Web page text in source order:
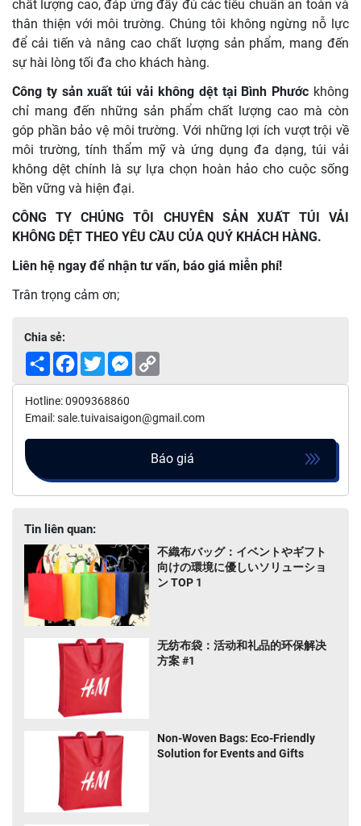
chất lượng cao, đáp ứng đầy đủ các tiêu chuẩn an toàn và
thân thiện với môi trường. Chúng tôi không ngừng nỗ lực
để cải tiến và nâng cao chất lượng sản phẩm, mang đến
sự hài lòng tối đa cho khách hàng.
Công ty sản xuất túi vải không dệt tại Bình Phước không
chỉ mang đến những sản phẩm chất lượng cao mà còn
góp phần bảo vệ môi trường. Với những lợi ích vượt trội về
môi trường, tính thẩm mỹ và ứng dụng đa dạng, túi vải
không dệt chính là sự lựa chọn hoàn hảo cho cuộc sống
bền vững và hiện đại.
CÔNG TY CHÚNG TÔI CHUYÊN SẢN XUẤT TÚI VẢI
KHÔNG DỆT THEO YÊU CẦU CỦA QUÝ KHÁCH HÀNG.
Liên hệ ngay để nhận tư vấn, báo giá miễn phí!
Trân trọng cảm ơn;
Chia sẻ:
Share Facebook
TwitterMessenger
Hotline: 0909368860
Email: sale.tuivaisaigon@gmail.com
Báo giá
Tin liên quan:
不織布バッグ：イベントやギフト
向けの環境に優しいソリューショ
ン TOP 1
无纺布袋：活动和礼品的环保解决
方案 #1
Non-Woven Bags: Eco-Friendly
Solution for Events and Gifts